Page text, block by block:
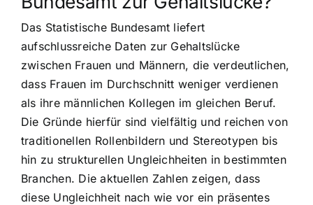
Das Statistische Bundesamt liefert
aufschlussreiche Daten zur Gehaltslücke
zwischen Frauen und Männern, die verdeutlichen,
dass Frauen im Durchschnitt weniger verdienen
als ihre männlichen Kollegen im gleichen Beruf.
Die Gründe hierfür sind vielfältig und reichen von
traditionellen Rollenbildern und Stereotypen bis
hin zu strukturellen Ungleichheiten in bestimmten
Branchen. Die aktuellen Zahlen zeigen, dass
diese Ungleichheit nach wie vor ein präsentes